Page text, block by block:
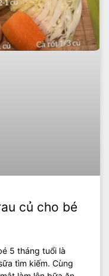
củ cho bé
5 tháng tuổi là
tìm kiếm. Cùng